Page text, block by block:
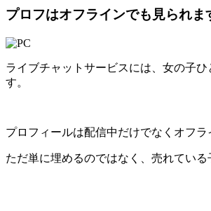
プロフはオフラインでも見られま
ライブチャットサービスには、女の子
す。
プロフィールは配信中だけでなくオフ
ただ単に埋めるのではなく、売れてい